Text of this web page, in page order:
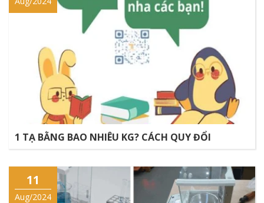
1 TẠ BẰNG BAO NHIÊU KG? CÁCH QUY ĐỔI
11
Aug/2024